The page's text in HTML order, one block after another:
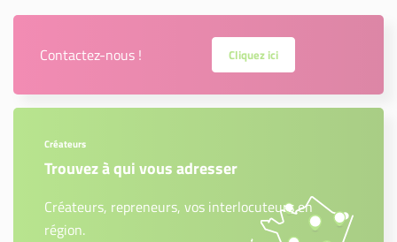
Contactez-nous ! Cliquez ici
Créateurs
Trouvez à qui vous adresser
Créateurs, repreneurs, vos interlocuteurs en
région.